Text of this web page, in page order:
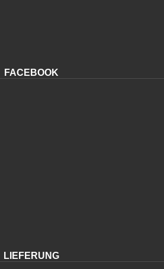
FACEBOOK
LIEFERUNG